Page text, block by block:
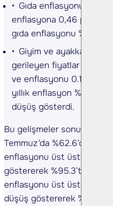
Gıda enflasyonu aylık
enflasyona 0,46 puan
gıda enflasyonu
Giyim ve ayakkabı
gerileyen fiyatlar
ve enflasyonu 0.17 puan
yıllık enflasyon
düşüş gösterdi.
Bu gelişmeler sonucunda
Temmuz’da %62.6’dan
enflasyonu üst üste
göstererek %95.3’ten
enflasyonu üst üste ikinci
düşüş göstererek